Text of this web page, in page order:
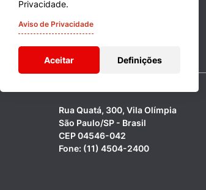
Privacidade.
Aviso de Privacidade
Aceitar Definições
Rua Quatá, 300, Vila Olímpia
São Paulo/SP - Brasil
CEP 04546-042
Fone: (11) 4504-2400